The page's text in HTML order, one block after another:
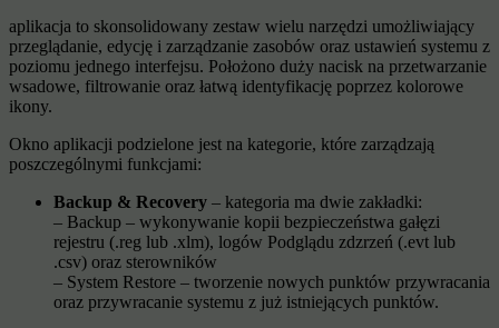
aplikacja to skonsolidowany zestaw wielu narzędzi umożliwiający
przeglądanie, edycję i zarządzanie zasobów oraz ustawień systemu z
poziomu jednego interfejsu. Położono duży nacisk na przetwarzanie
wsadowe, filtrowanie oraz łatwą identyfikację poprzez kolorowe
ikony.
Okno aplikacji podzielone jest na kategorie, które zarządzają
poszczególnymi funkcjami:
Backup & Recovery – kategoria ma dwie zakładki:
– Backup – wykonywanie kopii bezpieczeństwa gałęzi
rejestru (.reg lub .xlm), logów Podglądu zdzrzeń (.evt lub
.csv) oraz sterowników
– System Restore – tworzenie nowych punktów przywracania
oraz przywracanie systemu z już istniejących punktów.